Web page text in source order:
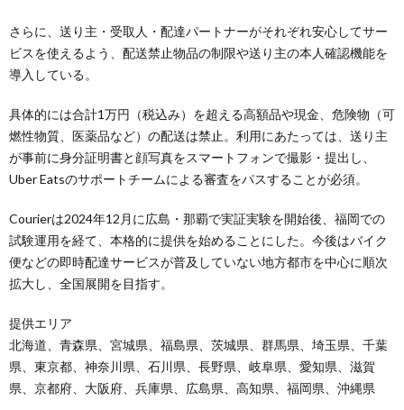
さらに、送り主・受取人・配達パートナーがそれぞれ安心してサー
ビスを使えるよう、配送禁止物品の制限や送り主の本人確認機能を
導入している。
具体的には合計1万円（税込み）を超える高額品や現金、危険物（可
燃性物質、医薬品など）の配送は禁止。利用にあたっては、送り主
が事前に身分証明書と顔写真をスマートフォンで撮影・提出し、
Uber Eatsのサポートチームによる審査をパスすることが必須。
Courierは2024年12月に広島・那覇で実証実験を開始後、福岡での
試験運用を経て、本格的に提供を始めることにした。今後はバイク
便などの即時配達サービスが普及していない地方都市を中心に順次
拡大し、全国展開を目指す。
提供エリア
北海道、青森県、宮城県、福島県、茨城県、群馬県、埼玉県、千葉
県、東京都、神奈川県、石川県、長野県、岐阜県、愛知県、滋賀
県、京都府、大阪府、兵庫県、広島県、高知県、福岡県、沖縄県